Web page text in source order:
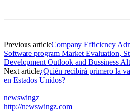
Previous articleCompany Efficiency
Software program Market Evaluation,
Development Outlook and Bussiness
Next article¿Quién recibirá primero la
en Estados Unidos?
newswingz
http://newswingz.com